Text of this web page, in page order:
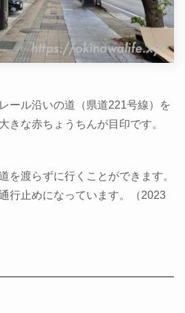
ール沿いの道（県道221号線）を
きな赤ちょうちんが目印です。
を渡らずに行くことができます。
行止めになっています。（2023